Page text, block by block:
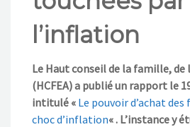
l’inflation
Le Haut conseil de la famille, de
(HCFEA) a publié un rapport le
intitulé « Le pouvoir d’achat
choc d’inflation« . L’instance y